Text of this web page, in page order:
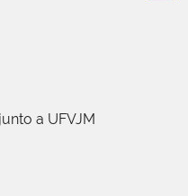
a UFVJM